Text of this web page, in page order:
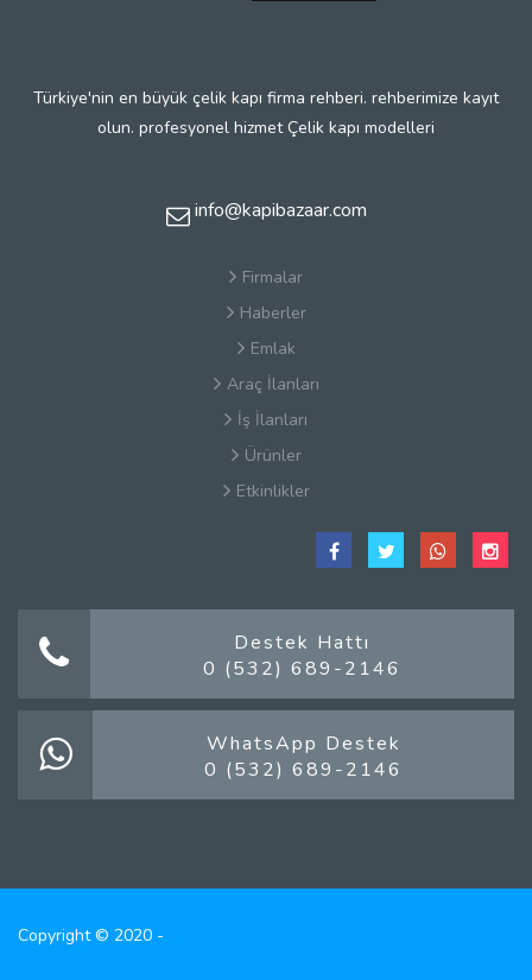
Türkiye'nin en büyük çelik kapı firma rehberi. rehberimize kayıt
olun. profesyonel hizmet Çelik kapı modelleri
info@kapibazaar.com
Firmalar
Haberler
Emlak
Araç İlanları
İş İlanları
Ürünler
Etkinlikler
Çerez Politikaları
Satış Sözleşmesi
Kullanım Koşulları
Güvenlik
Gizlilik Sözleşmesi
Firma Rehberi Nedir?
İletişim
Destek Hattı
0 (532) 689-2146
WhatsApp Destek
0 (532) 689-2146
Copyright © 2020 -